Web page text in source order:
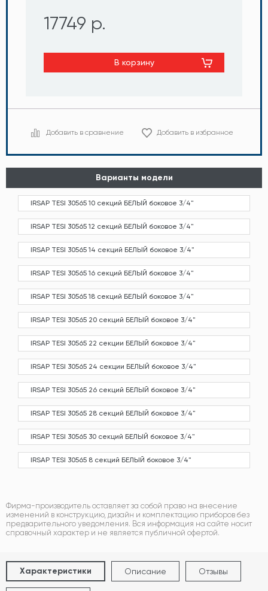
17749 р.
В корзину
Добавить в сравнение Добавить в избранное
Варианты модели
IRSAP TESI 30565 10 секций БЕЛЫЙ боковое 3/4"
IRSAP TESI 30565 12 секций БЕЛЫЙ боковое 3/4"
IRSAP TESI 30565 14 секций БЕЛЫЙ боковое 3/4"
IRSAP TESI 30565 16 секций БЕЛЫЙ боковое 3/4"
IRSAP TESI 30565 18 секций БЕЛЫЙ боковое 3/4"
IRSAP TESI 30565 20 секций БЕЛЫЙ боковое 3/4"
IRSAP TESI 30565 22 секции БЕЛЫЙ боковое 3/4"
IRSAP TESI 30565 24 секции БЕЛЫЙ боковое 3/4"
IRSAP TESI 30565 26 секций БЕЛЫЙ боковое 3/4"
IRSAP TESI 30565 28 секций БЕЛЫЙ боковое 3/4"
IRSAP TESI 30565 30 секций БЕЛЫЙ боковое 3/4"
IRSAP TESI 30565 8 секций БЕЛЫЙ боковое 3/4"
Фирма-производитель оставляет за собой право на внесение
изменений в конструкцию, дизайн и комплектацию приборов без
предварительного уведомления. Вся информация на сайте носит
справочный характер и не является публичной офертой.
Характеристики Описание Отзывы